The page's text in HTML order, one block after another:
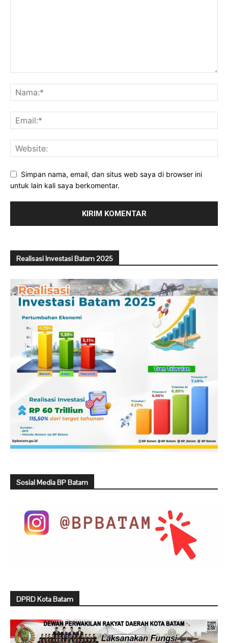
Simpan nama, email, dan situs web saya di browser ini
untuk lain kali saya berkomentar.
Realisasi Investasi Batam 2025
Sosial Media BP Batam
DPRD Kota Batam